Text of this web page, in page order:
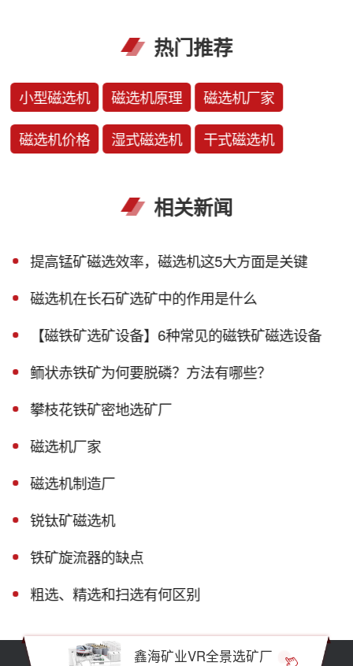
热门推荐
小型磁选机 磁选机原理 磁选机厂家
磁选机价格 湿式磁选机 干式磁选机
相关新闻
提高锰矿磁选效率，磁选机这5大方面是关键
磁选机在长石矿选矿中的作用是什么
【磁铁矿选矿设备】6种常见的磁铁矿磁选设备
鲕状赤铁矿为何要脱磷？方法有哪些？
攀枝花铁矿密地选矿厂
磁选机厂家
磁选机制造厂
锐钛矿磁选机
铁矿旋流器的缺点
粗选、精选和扫选有何区别
鑫海矿业VR全景选矿厂